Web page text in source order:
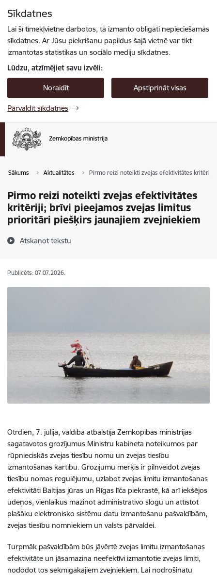
Sīkdatnes
Lai šī tīmekļvietne darbotos, tā izmanto obligāti nepieciešamās
sīkdatnes. Ar Jūsu piekrišanu papildus šajā vietnē var tikt
izmantotas statistikas un sociālo mediju sīkdatnes.
Lūdzu, atzīmējiet savu izvēli:
Noraidīt Apstiprināt visas
Pārvaldīt sīkdatnes
Sākums Aktualitātes Pirmo reizi noteikti zvejas efektivitātes
Pirmo reizi noteikti zvejas efektivitātes
kritēriji; brīvi pieejamos zvejas limitus
prioritāri piešķirs jaunajiem zvejniekiem
Atskaņot tekstu
Publicēts: 07.07.2026.
Otrdien, 7. jūlijā, valdība atbalstīja Zemkopības ministrijas
sagatavotos grozījumus Ministru kabineta noteikumos par
rūpnieciskās zvejas tiesību nomu un zvejas tiesību
izmantošanas kārtību. Grozījumu mērķis ir pilnveidot zvejas
tiesību nomas regulējumu, uzlabot zvejas limitu izmantošanas
efektivitāti Baltijas jūras un Rīgas līča piekrastē, kā arī iekšējos
ūdeņos, vienlaikus mazinot administratīvo slogu un attīstot
plašāku elektronisko sistēmu datu izmantošanu pašvaldībām,
zvejas tiesību nomniekiem un valsts pārvaldei.
Turpmāk pašvaldībām būs jāvērtē zvejas limitu izmantošanas
efektivitāte un jāsamazina neefektīvi izmantotie zvejas limiti,
nododot tos sekmīgākajiem zvejniekiem. Lai nodrošinātu